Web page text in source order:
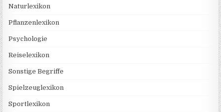
Naturlexikon
Pflanzenlexikon
Psychologie
Reiselexikon
Sonstige Begriffe
Spielzeuglexikon
Sportlexikon